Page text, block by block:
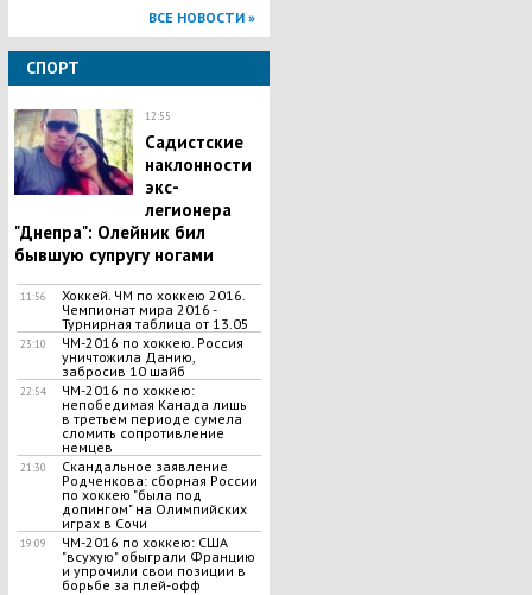
ВСЕ НОВОСТИ »
СПОРТ
12:55
Садистские
наклонности
экс-
легионера
"Днепра": Олейник бил
бывшую супругу ногами
11:56
Хоккей. ЧМ по хоккею 2016.
Чемпионат мира 2016 -
Турнирная таблица от 13.05
23:10
ЧМ-2016 по хоккею. Россия
уничтожила Данию,
забросив 10 шайб
22:54
ЧМ-2016 по хоккею:
непобедимая Канада лишь
в третьем периоде сумела
сломить сопротивление
немцев
21:30
Скандальное заявление
Родченкова: сборная России
по хоккею "была под
допингом" на Олимпийских
играх в Сочи
19:09
ЧМ-2016 по хоккею: США
"всухую" обыграли Францию
и упрочили свои позиции в
борьбе за плей-офф